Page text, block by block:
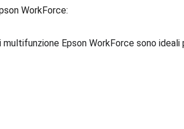
WorkForce:
Epson WorkForce sono